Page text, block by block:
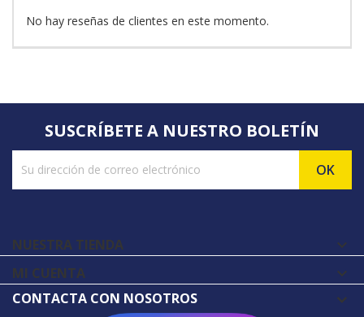
No hay reseñas de clientes en este momento.
SUSCRÍBETE A NUESTRO BOLETÍN
NUESTRA TIENDA 
MI CUENTA 
CONTACTA CON NOSOTROS